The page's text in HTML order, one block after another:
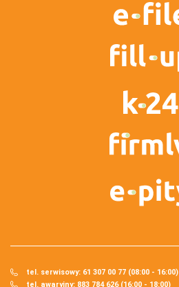
tel. serwisowy: 61 307 00 77 (08:00 - 16:00)
tel. awaryjny: 883 784 626 (16:00 - 18:00)